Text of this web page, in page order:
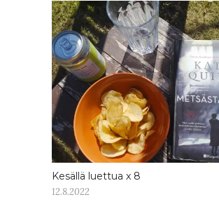
Kesällä luettua x 8
12.8.2022